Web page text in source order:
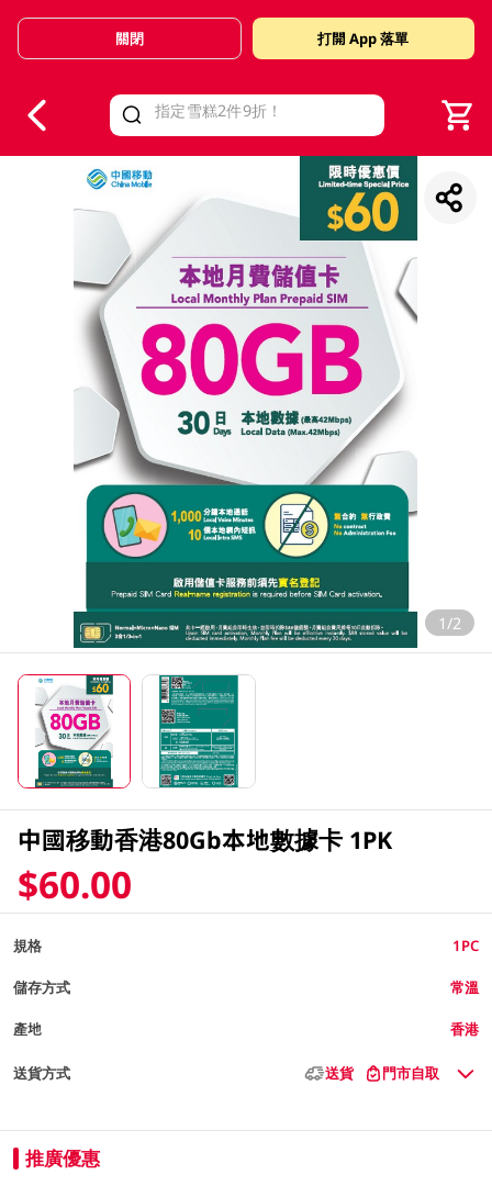
Valid Until 30 June 2026
關閉 打開 App 落單
1/2
中國移動香港80Gb本地數據卡 1PK
$60.00
規格 1PC
儲存方式 常溫
產地 香港
送貨方式 送貨 門市自取
推廣優惠